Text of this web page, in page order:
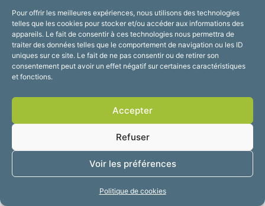
Pour offrir les meilleures expériences, nous utilisons des technologies
telles que les cookies pour stocker et/ou accéder aux informations des
appareils. Le fait de consentir à ces technologies nous permettra de
traiter des données telles que le comportement de navigation ou les ID
uniques sur ce site. Le fait de ne pas consentir ou de retirer son
consentement peut avoir un effet négatif sur certaines caractéristiques
et fonctions.
Accepter
Refuser
Voir les préférences
Politique de cookies
Du lundi au vendredi :
de 8h30 à 12h et de 13h30 à 17h30
Suivez-nous !
Mentions légales
Plan du site
Confidentialité
2025 © Propulsé par
Utopia